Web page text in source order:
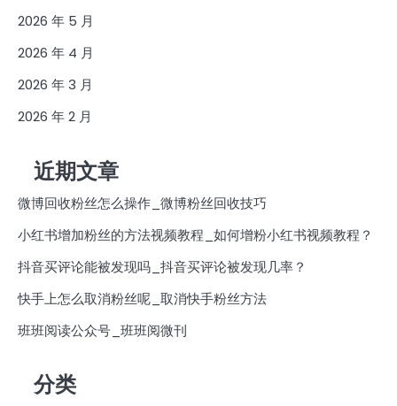
2026 年 5 月
2026 年 4 月
2026 年 3 月
2026 年 2 月
近期文章
微博回收粉丝怎么操作_微博粉丝回收技巧
小红书增加粉丝的方法视频教程_如何增粉小红书视频教程？
抖音买评论能被发现吗_抖音买评论被发现几率？
快手上怎么取消粉丝呢_取消快手粉丝方法
班班阅读公众号_班班阅微刊
分类